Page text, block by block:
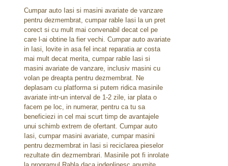
Cumpar auto Iasi si masini avariate de vanzare
pentru dezmembrat, cumpar rable Iasi la un pret
corect si cu mult mai convenabil decat cel pe
care l-ai obtine la fier vechi. Cumpar auto avariate
in Iasi, lovite in asa fel incat reparatia ar costa
mai mult decat merita, cumpar rable Iasi si
masini avariate de vanzare, inclusiv masini cu
volan pe dreapta pentru dezmembrat. Ne
deplasam cu platforma si putem ridica masinile
avariate intr-un interval de 1-2 zile, iar plata o
facem pe loc, in numerar, pentru ca tu sa
beneficiezi in cel mai scurt timp de avantajele
unui schimb extrem de ofertant. Cumpar auto
Iasi, cumpar masini avariate, cumpar masini
pentru dezmembrat in Iasi si reciclarea pieselor
rezultate din dezmembrari. Masinile pot fi inrolate